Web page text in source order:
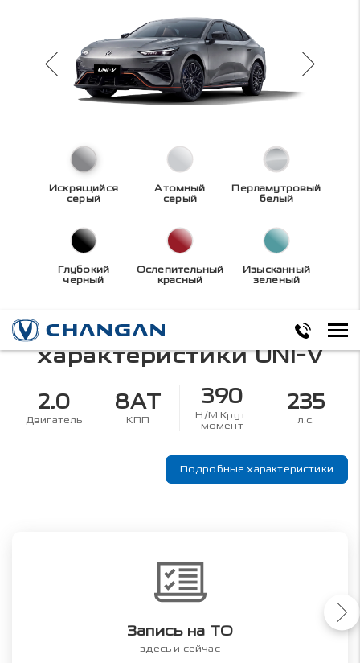
Искрящийся
серый
Атомный
серый
Перламутровый
белый
Глубокий
черный
Ослепительный
красный
Изысканный
зеленый
Технические
характеристикиUNI-V
2.0
Двигатель
8AT
КПП
390
Н/М Крут.
момент
235
л.с.
Подробные характеристики
Запись на ТО
здесь и сейчас